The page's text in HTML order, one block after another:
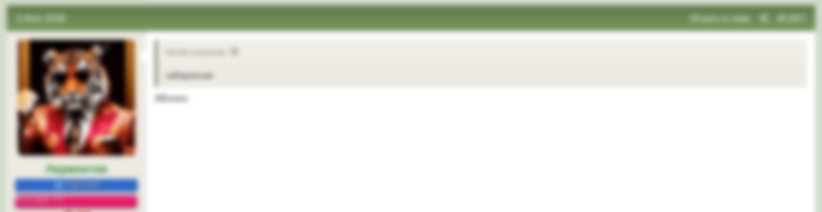
3 Июл 2026 Искать в теме #1,907
Лермонтов
Репутация: 5%
Nicole сказал(а):
набережная
Яблоко